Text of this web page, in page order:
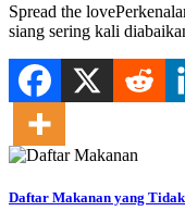
Spread the
siang sering kali
Daftar Makanan yang